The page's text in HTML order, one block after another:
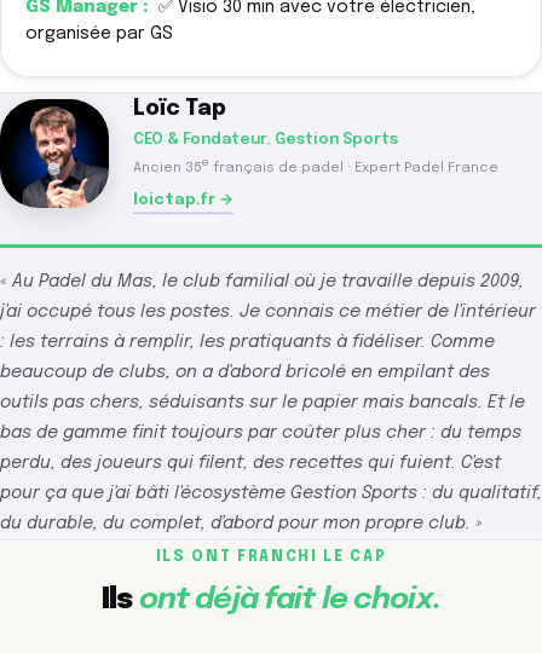
✅ Visio 30 min avec votre électricien,
organisée par GS
« Au Padel du Mas, le club familial où je travaille depuis 2009,
j'ai occupé tous les postes. Je connais ce métier de l'intérieur
: les terrains à remplir, les pratiquants à fidéliser. Comme
beaucoup de clubs, on a d'abord bricolé en empilant des
outils pas chers, séduisants sur le papier mais bancals. Et le
bas de gamme finit toujours par coûter plus cher : du temps
perdu, des joueurs qui filent, des recettes qui fuient. C'est
pour ça que j'ai bâti l'écosystème Gestion Sports : du qualitatif,
du durable, du complet, d'abord pour mon propre club. »
Loïc Tap
CEO & Fondateur, Gestion Sports
Ancien 35e français de padel · Expert Padel France
loictap.fr →
ILS ONT FRANCHI LE CAP
Ils ont déjà fait le choix.